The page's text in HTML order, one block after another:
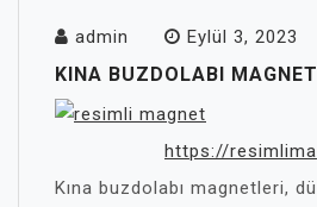
admin Eylül 3, 2023
KINA BUZDOLABI
https://
Kına buzdolabı magnetleri,